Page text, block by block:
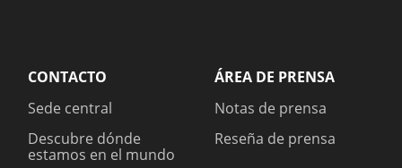
CONTACTO
Sede central
Descubre dónde
estamos en el mundo
ÁREA DE PRENSA
Notas de prensa
Reseña de prensa